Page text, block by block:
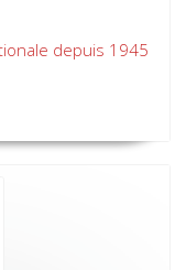
depuis 1945